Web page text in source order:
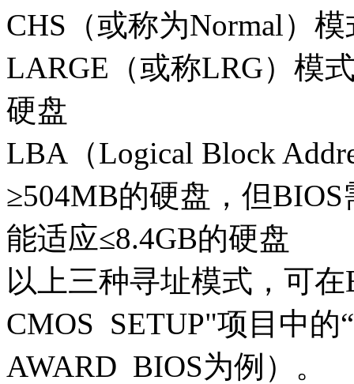
CHS（或称为Normal）
LARGE（或称LRG）模
硬盘
LBA（Logical Block
≥504MB的硬盘，但
能适应≤8.4GB的硬盘
以上三种寻址模式，可
CMOS SETUP"项目中
AWARD BIOS为例）。